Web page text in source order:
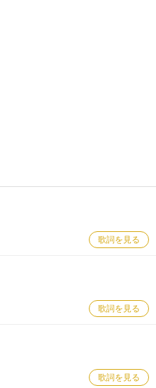
歌詞を見る
歌詞を見る
歌詞を見る